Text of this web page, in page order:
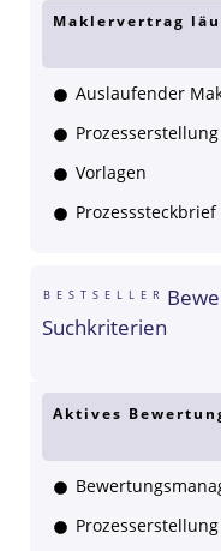
Maklervertrag
Auslaufender
Vorlagen
Prozesssteckbrief
BESTSELLER
Suchkriterien
Aktives